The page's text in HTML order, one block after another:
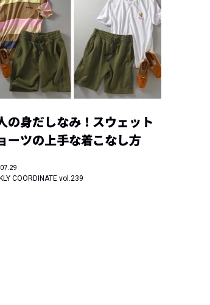
の身だしなみ！スウェット
ーツの上手な着こなし方
COORDINATE vol.239